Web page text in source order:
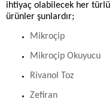
ihtiyaç olabilecek her türlü
ürünler şunlardır;
Mikroçip
Mikroçip Okuyucu
Rivanol Toz
Zefiran